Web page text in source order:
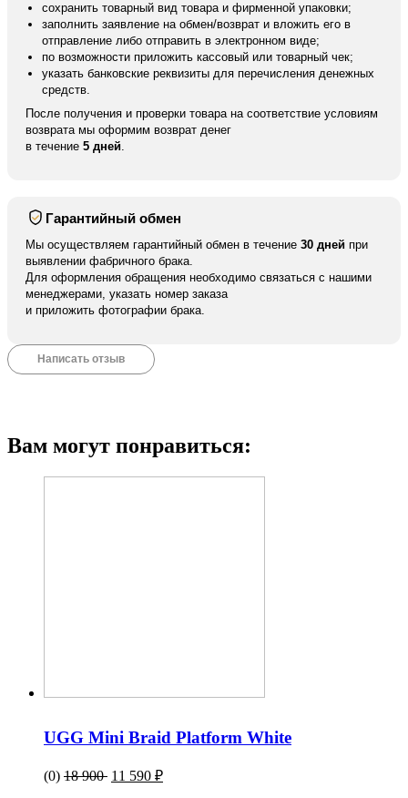
сохранить товарный вид товара и фирменной упаковки;
заполнить заявление на обмен/возврат и вложить его в
отправление либо отправить в электронном виде;
по возможности приложить кассовый или товарный чек;
указать банковские реквизиты для перечисления денежных
средств.
После получения и проверки товара на соответствие условиям
возврата мы оформим возврат денег
в течение 5 дней.
Гарантийный обмен
Мы осуществляем гарантийный обмен в течение 30 дней при
выявлении фабричного брака.
Для оформления обращения необходимо связаться с нашими
менеджерами, указать номер заказа
и приложить фотографии брака.
Написать отзыв
Вам могут понравиться:
UGG Mini Braid Platform White
(0) 18 900 11 590 ₽